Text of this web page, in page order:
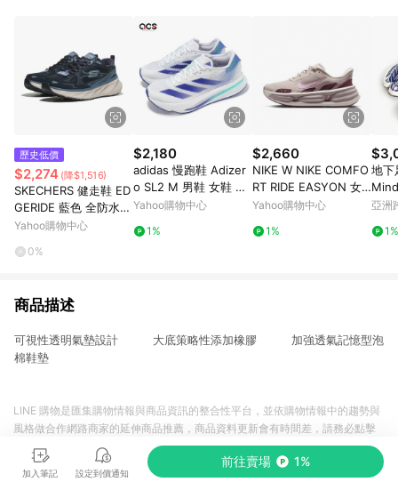
歷史低價
$2,274 (降$1,516)
SKECHERS 健走鞋 ED
GERIDE 藍色 全防水
運動鞋 女 150498NVY
Yahoo購物中心
0%
$2,180
adidas 慢跑鞋 Adizer
o SL2 M 男鞋 女鞋 藍
白 緩衝 回彈 輕量 運動
Yahoo購物中心
1%
$2,660
NIKE W NIKE COMFO
RT RIDE EASYON 女
鞋 慢跑鞋 運動鞋 緩震
Yahoo購物中心
1%
地
亞洲
1%
商品描述
可視性透明氣墊設計 大底策略性添加橡膠 加強透氣記憶型泡
棉鞋墊
加入筆記 設定到價通知
前往賣場 1%
LINE 購物是匯集購物情報與商品資訊的整合性平台，並依購物情報中的趨勢與
風格做合作網路商家的延伸商品推薦，商品資料更新會有時間差，請務必點擊
商品至各合作網路商家，確認現售價與購物條件，一切資訊以合作廠商網頁為
準。